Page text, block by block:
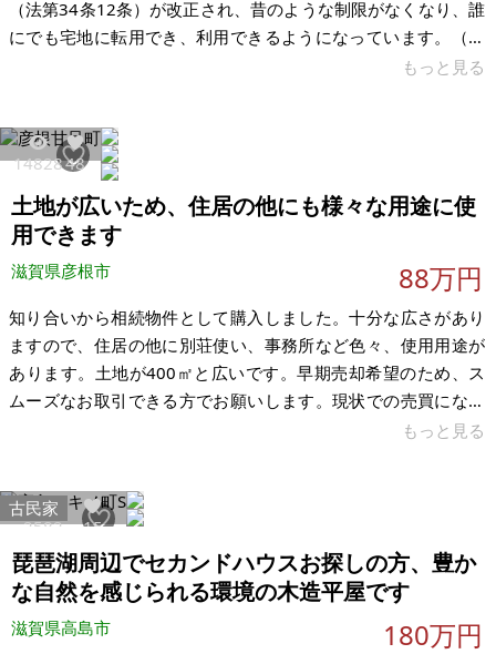
（法第34条12条）が改正され、昔のような制限がなくなり、誰
にでも宅地に転用でき、利用できるようになっています。（東
近江市 都市整備部都市計画課 電話 0748-24-5655） 価格の希
築物の用途は、自己の居住の用に供する一戸建住宅以外の用途
は認められない。 ・ 申請者は、自己の用に供する住宅を必要と
する者に限る。 特記 ・畑の転用物件ですので価格にメリットが
あ
もっと見る
1482848
土地が広いため、住居の他にも様々な用途に使
用できます
滋賀県彦根市 88万円
知り合いから相続物件として購入しました。十分な広さがあり
ますので、住居の他に別荘使い、事務所など色々、使用用途が
あります。土地が400㎡と広いです。早期売却希望のため、ス
ムーズなお取引できる方でお願いします。現状での売買になり
なると思います。 【物件概要】※古屋付土地 場所：滋賀県彦根
キ鋼板・瓦葺2階建 現況：空き家 希望価格：88万円（税込） ※
現
もっと見る
2582 15
古民家
琵琶湖周辺でセカンドハウスお探しの方、豊か
な自然を感じられる環境の木造平屋です
滋賀県高島市 180万円